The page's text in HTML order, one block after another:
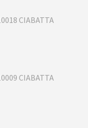
CIABATTA
CIABATTA